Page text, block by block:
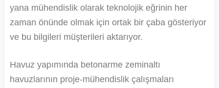
yana mühendislik olarak teknolojik eğrinin her
zaman önünde olmak için ortak bir çaba gösteriyor
ve bu bilgileri müşterileri aktarıyor.
Havuz yapımında betonarme zeminaltı
havuzlarının proje-mühendislik çalışmaları